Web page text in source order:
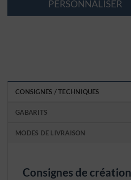
PERSONNALISER
CONSIGNES / TECHNIQUES
GABARITS
MODES DE LIVRAISON
Consignes de création